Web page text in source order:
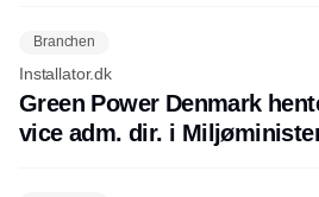
Branchen
Installator.dk
Green Power Denmark
vice adm. dir. i